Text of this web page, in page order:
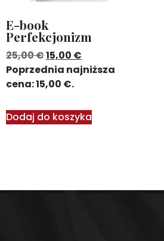
E-book
Perfekcjonizm
25,00€15,00 €
Poprzednia najniższa
cena:15,00 €.
Dodaj do koszyka